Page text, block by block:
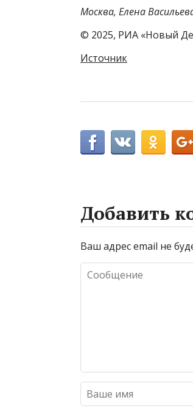
Москва, Елена
© 2025, РИА «Новый
Источник
Добавить
Ваш адрес email не